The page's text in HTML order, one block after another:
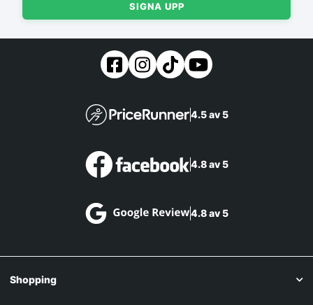
SIGNA UPP
4.5 av 5
4.8 av 5
4.8 av 5
Shopping